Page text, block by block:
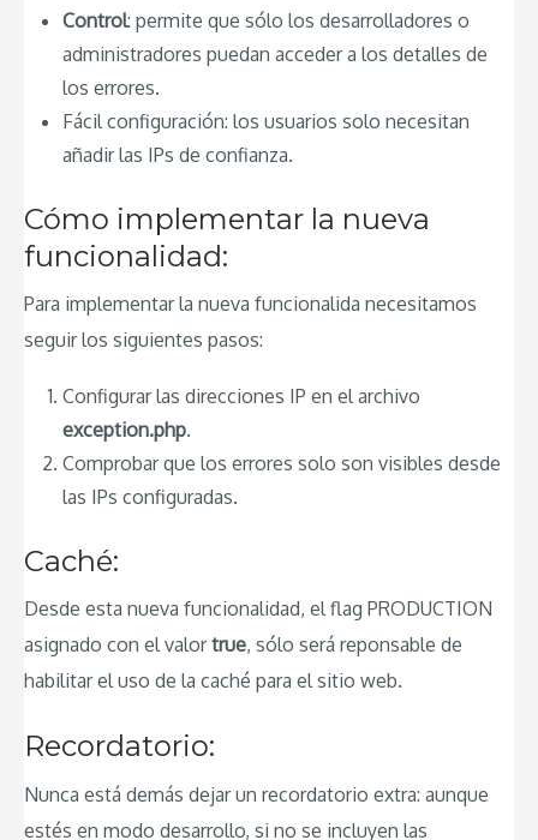
Control: permite que sólo los desarrolladores o
administradores puedan acceder a los detalles de
los errores.
Fácil configuración: los usuarios solo necesitan
añadir las IPs de confianza.
Cómo implementar la nueva
funcionalidad:
Para implementar la nueva funcionalida necesitamos
seguir los siguientes pasos:
Configurar las direcciones IP en el archivo
exception.php.
Comprobar que los errores solo son visibles desde
las IPs configuradas.
Caché:
Desde esta nueva funcionalidad, el flag PRODUCTION
asignado con el valortrue, sólo será reponsable de
habilitar el uso de la caché para el sitio web.
Recordatorio:
Nunca está demás dejar un recordatorio extra: aunque
estés en modo desarrollo, si no se incluyen las